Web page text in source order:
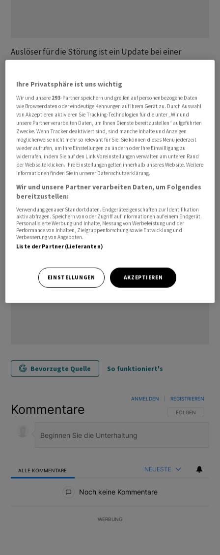
Auslöser für die Störung ist ein Update bei einer
Mittwoch durchgeführt. Daraufhin sei am Morgen ein
Fehlverhalten der Applikation festgestellt worden.
Skyguide wird in der Nacht auf Donnerstag den
ursprünglichen Zustand der Applikation wieder
herstellen. Die Flugsicherung betonte in einer
Mitteilung, dass die Sicherheit des Luftraums jederzeit
gewährleistet gewesen sei.
(AWP)
Bevorzugte Quelle So funktioniert's
Kommentare FOLGE DIESER
FOLGEN
ANMELDEN REGISTRIEREN
ALLE KOMMENTARE NEUESTE
Noch keine Kommentare
WERBUNG
Ihre Privatsphäre ist uns wichtig
Wir und unsere 293-Partner speichern und greifen auf personenbezogene Daten
wie Browserdaten oder eindeutige Kennungen auf Ihrem Gerät zu. Durch Auswahl
von Akzeptieren aktivieren Sie Tracking-Technologien für die unter „Wir und
unsere Partner verarbeiten Daten, um Ihnen Dienste bereitzustellen“ aufgeführten
Zwecke. Wenn Tracker deaktiviert sind, sind manche Inhalte und Anzeigen
möglicherweise nicht mehr so relevant für Sie. Sie können dieses Menü jederzeit
wieder aufrufen, um Ihre Einstellungen zu ändern oder Ihre Einwilligung zu
widerrufen, indem Sie auf den Link Voreinstellungen verwalten am unteren Rand
der Webseite klicken. Ihre Einstellungen gelten innerhalb unseres Website. Weitere
Informationen finden Sie in unserer Datenschutzerklärung.
Wir und unsere Partner verarbeiten Daten, um Folgendes
bereitzustellen:
Verwendung genauer Standortdaten. Endgeräteeigenschaften zur Identifikation
aktiv abfragen. Speichern von oder Zugriff auf Informationen auf einem Endgerät.
Personalisierte Werbung und Inhalte, Messung von Werbeleistung und der
Performance von Inhalten, Zielgruppenforschung sowie Entwicklung und
Verbesserung von Angeboten.
Liste der Partner (Lieferanten)
EINSTELLUNGEN AKZEPTIEREN